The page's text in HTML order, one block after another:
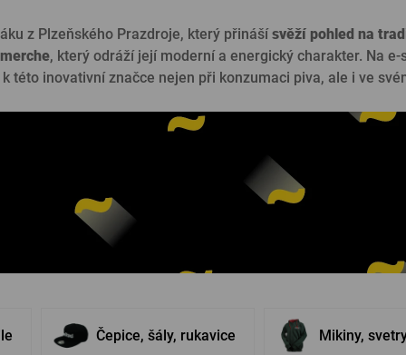
Magnety
Propisky
Prkénka
Korbele
z Plzeňského Prazdroje, který přinášísvěží pohled na
, který odráží její moderní a energický charakter. Na
této inovativní značce nejen při konzumaci piva, ale i ve
Čepice, šály, rukavice Mikiny,